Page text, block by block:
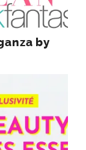
by